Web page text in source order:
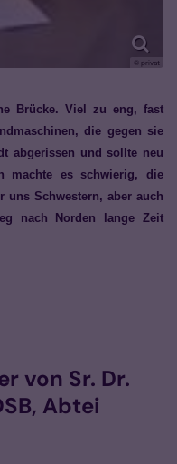
© privat
Brücke. Viel zu eng, fast
die gegen sie
abgerissen und sollte neu
machte es schwierig, die
uns Schwestern, aber auch
nach Norden lange Zeit
von Sr. Dr.
Abtei